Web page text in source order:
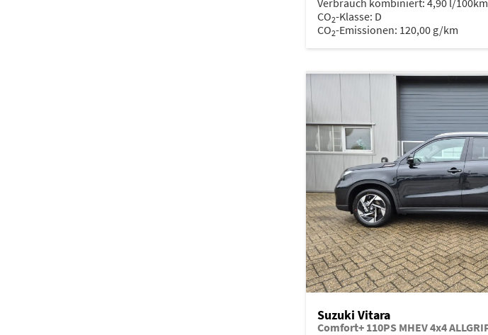
CO2-Klasse: D
CO2-Emissionen: 120,00 g/km
Suzuki Vitara